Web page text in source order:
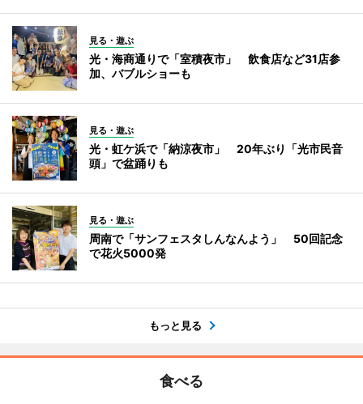
見る・遊ぶ
光・海商通りで「室積夜市」 飲食店など31店参
加、バブルショーも
見る・遊ぶ
光・虹ケ浜で「納涼夜市」 20年ぶり「光市民音
頭」で盆踊りも
見る・遊ぶ
周南で「サンフェスタしんなんよう」 50回記念
で花火5000発
もっと見る
食べる